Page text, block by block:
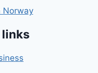
Norway
links